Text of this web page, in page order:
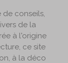
conseils,
de la
à l'origine
ce site
à la déco